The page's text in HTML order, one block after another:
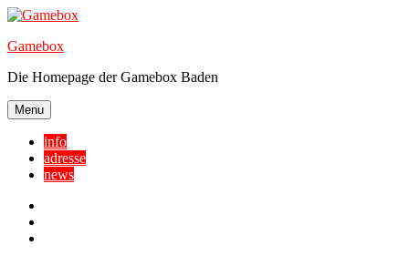
Skip
content
Gamebox
Die Homepage der Gamebox Baden
Menu
info
adresse
news